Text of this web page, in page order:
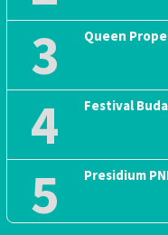
3 Queen
4 Festival
5 Presidium